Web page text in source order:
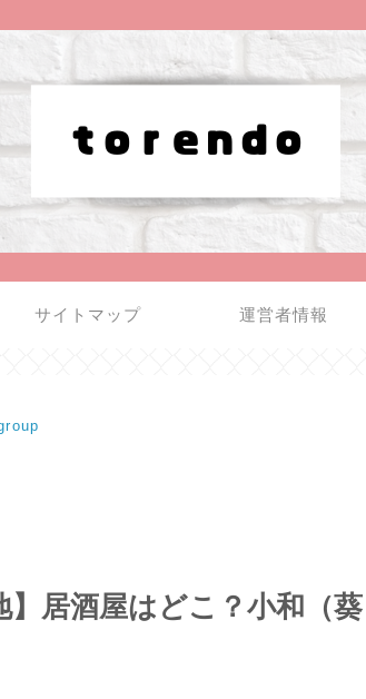
サイトマップ 運営者情報
居酒屋はどこ？小和（葵